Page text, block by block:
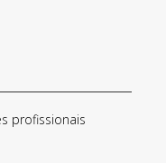
profissionais